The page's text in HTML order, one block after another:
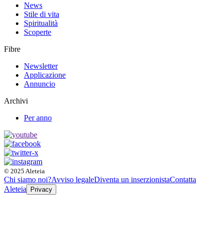
News
Stile di vita
Spiritualità
Scoperte
Fibre
Newsletter
Applicazione
Annuncio
Archivi
Per anno
© 2025 Aleteia
Chi siamo noi?Avviso legaleDiventa un inserzionistaContatta
Aleteia
Privacy